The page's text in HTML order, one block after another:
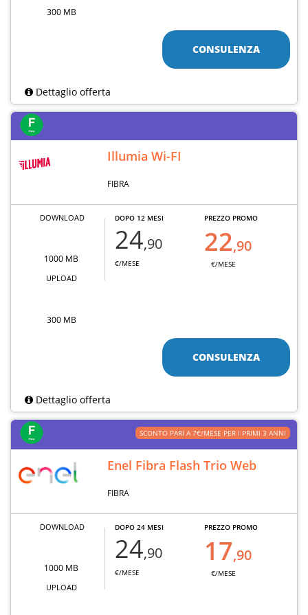
300 MB
CONSULENZA
Dettaglio offerta
Illumia Wi-FI
FIBRA
DOWNLOAD
1000 MB
UPLOAD
300 MB
DOPO 12 MESI
24,90
€/MESE
PREZZO PROMO
22,90
€/MESE
CONSULENZA
Dettaglio offerta
SCONTO PARI A 7€/MESE PER I PRIMI 3 ANNI
Enel Fibra Flash Trio Web
FIBRA
DOWNLOAD
1000 MB
UPLOAD
DOPO 24 MESI
24,90
€/MESE
PREZZO PROMO
17,90
€/MESE